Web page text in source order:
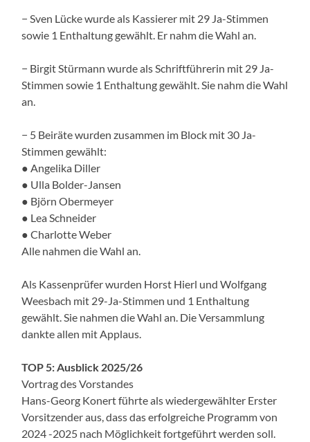
− Sven Lücke wurde als Kassierer mit 29 Ja-Stimmen
sowie 1 Enthaltung gewählt. Er nahm die Wahl an.
− Birgit Stürmann wurde als Schriftführerin mit 29 Ja-
Stimmen sowie 1 Enthaltung gewählt. Sie nahm die Wahl
an.
− 5 Beiräte wurden zusammen im Block mit 30 Ja-
Stimmen gewählt:
● Angelika Diller
● Ulla Bolder-Jansen
● Björn Obermeyer
● Lea Schneider
● Charlotte Weber
Alle nahmen die Wahl an.
Als Kassenprüfer wurden Horst Hierl und Wolfgang
Weesbach mit 29-Ja-Stimmen und 1 Enthaltung
gewählt. Sie nahmen die Wahl an. Die Versammlung
dankte allen mit Applaus.
TOP 5: Ausblick 2025/26
Vortrag des Vorstandes
Hans-Georg Konert führte als wiedergewählter Erster
Vorsitzender aus, dass das erfolgreiche Programm von
2024 -2025 nach Möglichkeit fortgeführt werden soll.